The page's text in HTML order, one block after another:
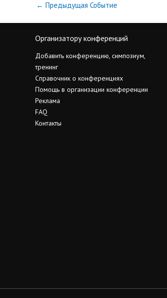
← Предыдущая Событие
Организатору конференций
Добавить конференцию, симпозиум,
тренинг
Справочник о конференциях
Помощь в организации конференции
Реклама
FAQ
Контакты